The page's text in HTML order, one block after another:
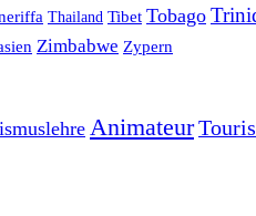
Thailand Tibet Tobago
Zimbabwe Zypern
Animateur